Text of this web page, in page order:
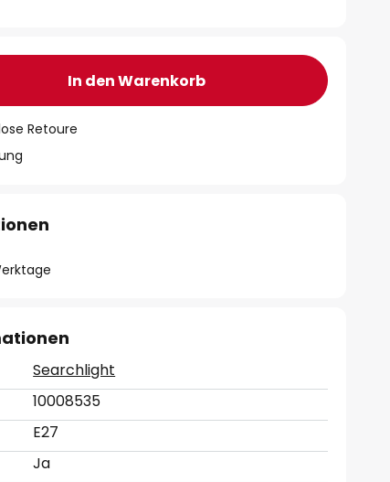
In den Warenkorb
Retoure
Searchlight
10008535
E27
Ja